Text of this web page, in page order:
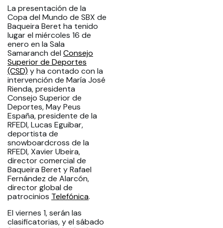
La presentación de la
Copa del Mundo de SBX de
Baqueira Beret ha tenido
lugar el miércoles 16 de
enero en la Sala
Samaranch del Consejo
Superior de Deportes
(CSD) y ha contado con la
intervención de María José
Rienda, presidenta
Consejo Superior de
Deportes, May Peus
España, presidente de la
RFEDI, Lucas Eguibar,
deportista de
snowboardcross de la
RFEDI, Xavier Ubeira,
director comercial de
Baqueira Beret y Rafael
Fernández de Alarcón,
director global de
patrocinios Telefónica.
El viernes 1, serán las
clasificatorias, y el sábado